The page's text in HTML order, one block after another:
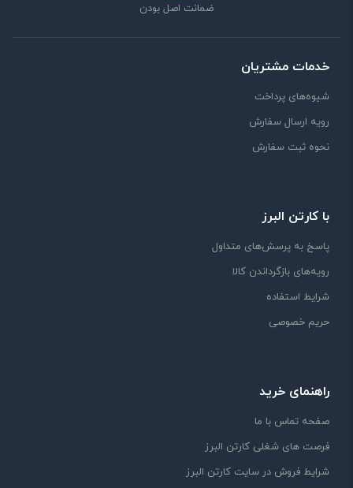
ضمانت اصل بودن
خدمات مشتریان
شیوه‌های پرداخت
رویه ارسال سفارش
نحوه ثبت سفارش
با کارتن البرز
پاسخ به پرسش‌های متداول
رویه‌های بازگرداندن کالا
شرایط استفاده
حریم خصوصی
راهنمای خرید
صفحه تماس با ما
فرصت های شغلی کارتن البرز
شرایط فروش در سایت کارتن البرز